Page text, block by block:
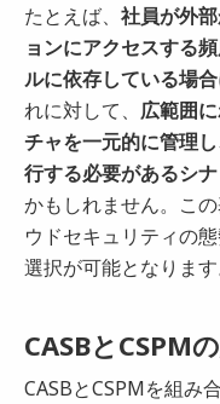
たとえば、 社員が外
ョンにアクセスする
ルに依存している場
れに対して、 広範囲
チャを一元的に管理
行する必要があるシ
かもしれません。こ
ウドセキュリティの
選択が可能となります
CASBとCSPM
CASBとCSPMを組み